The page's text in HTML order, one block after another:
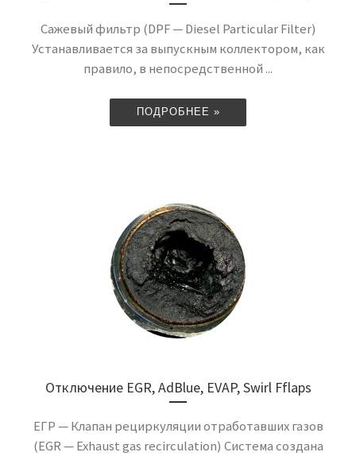
Сажевый фильтр (DPF — Diesel Particular Filter)
Устанавливается за выпускным коллектором, как
правило, в непосредственной ...
ПОДРОБНЕЕ »
Отключение EGR, AdBlue, EVAP, Swirl Fflaps
ЕГР — Клапан рециркуляции отработавших газов
(EGR — Exhaust gas recirculation) Система создана